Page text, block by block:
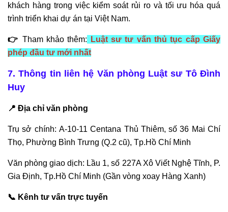
khách hàng trong việc kiểm soát rủi ro và tối ưu hóa quá
trình triển khai dự án tại Việt Nam.
👉 Tham khảo thêm:
Luật sư tư vấn thủ tục cấp Giấy
phép đầu tư mới nhất
7. Thông tin liên hệ Văn phòng Luật sư Tô Đình
Huy
📍 Địa chỉ văn phòng
Trụ sở chính: A-10-11 Centana Thủ Thiêm, số 36 Mai Chí
Thọ, Phường Bình Trưng (Q.2 cũ), Tp.Hồ Chí Minh
Văn phòng giao dịch: Lầu 1, số 227A Xô Viết Nghệ Tĩnh, P.
Gia Định, Tp.Hồ Chí Minh (Gần vòng xoay Hàng Xanh)
📞 Kênh tư vấn trực tuyến